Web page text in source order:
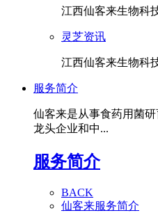
江西仙客来生物科
灵芝资讯
江西仙客来生物科
服务简介
仙客来是从事食药用菌
龙头企业和中...
服务简介
BACK
仙客来服务简介